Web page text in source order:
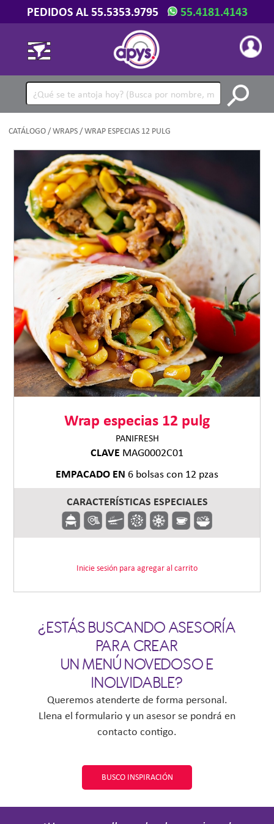
PEDIDOS AL 55.5353.9795 55.4181.4143
CATÁLOGO/WRAPS/ WRAP ESPECIAS 12 PULG
Wrap especias 12 pulg
PANIFRESH
CLAVE MAG0002C01
EMPACADO EN 6 bolsas con 12 pzas
CARACTERÍSTICAS ESPECIALES
Inicie sesión para agregar al carrito
¿ESTÁS BUSCANDO ASESORÍA
PARA CREAR
UN MENÚ NOVEDOSO E
INOLVIDABLE?
Queremos atenderte de forma personal.
Llena el formulario y un asesor se pondrá en
contacto contigo.
BUSCO INSPIRACIÓN